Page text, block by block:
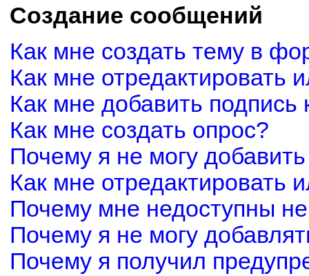
Создание сообщений
Как мне создать тему в
Как мне отредактировать
Как мне добавить
Как мне создать опрос?
Почему я не могу
Как мне отредактировать
Почему мне недоступны
Почему я не могу
Почему я получил